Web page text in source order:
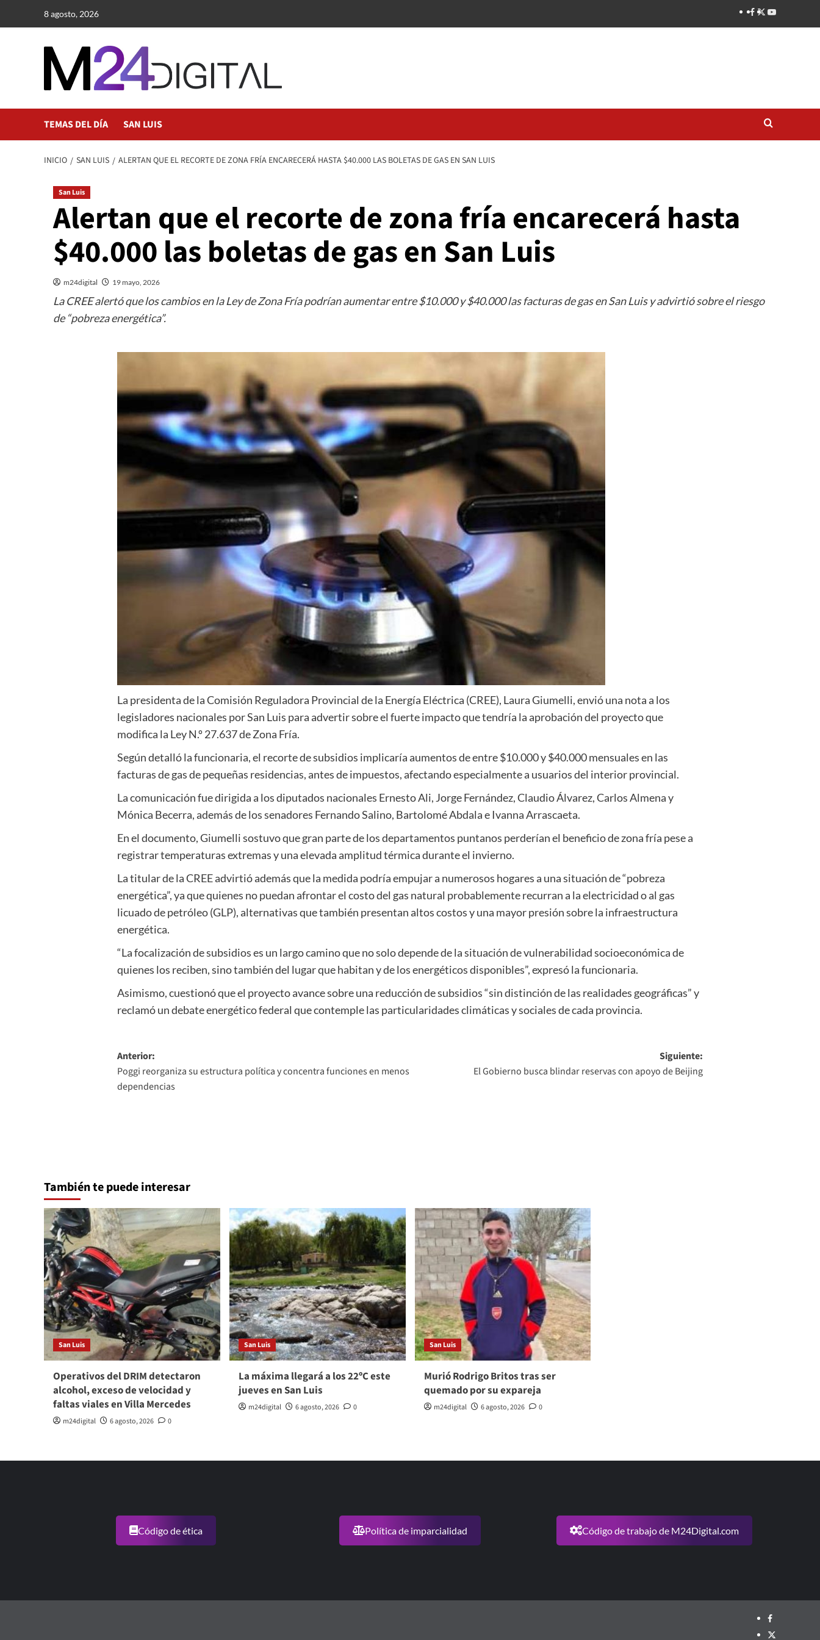
8 agosto, 2026
TEMAS DEL DÍA SAN LUIS
INICIO SAN LUIS ALERTAN QUE EL RECORTE DE ZONA FRÍA ENCARECERÁ HASTA $40.000 LAS BOLETAS DE GAS EN SAN LUIS
San Luis
Alertan que el recorte de zona fría encarecerá hasta
$40.000 las boletas de gas en San Luis
m24digital 19 mayo, 2026
La CREE alertó que los cambios en la Ley de Zona Fría podrían aumentar entre $10.000 y $40.000 las facturas de gas en San Luis y advirtió sobre el riesgo
de “pobreza energética”.
La presidenta de la Comisión Reguladora Provincial de la Energía Eléctrica (CREE), Laura Giumelli, envió una nota a los
legisladores nacionales por San Luis para advertir sobre el fuerte impacto que tendría la aprobación del proyecto que
modifica la Ley N.º 27.637 de Zona Fría.
Según detalló la funcionaria, el recorte de subsidios implicaría aumentos de entre $10.000 y $40.000 mensuales en las
facturas de gas de pequeñas residencias, antes de impuestos, afectando especialmente a usuarios del interior provincial.
La comunicación fue dirigida a los diputados nacionales Ernesto Ali, Jorge Fernández,Claudio Álvarez,Carlos Almenay
Mónica Becerra, además de los senadores Fernando Salino, Bartolomé Abdalae Ivanna Arrascaeta.
En el documento, Giumelli sostuvo que gran parte de los departamentos puntanos perderían el beneficio de zona fría pese a
registrar temperaturas extremas y una elevada amplitud térmica durante el invierno.
La titular de la CREE advirtió además que la medida podría empujar a numerosos hogares a una situación de “pobreza
energética”, ya que quienes no puedan afrontar el costo del gas natural probablemente recurran a la electricidad o al gas
licuado de petróleo (GLP), alternativas que también presentan altos costos y una mayor presión sobre la infraestructura
energética.
“La focalización de subsidios es un largo camino que no solo depende de la situación de vulnerabilidad socioeconómica de
quienes los reciben, sino también del lugar que habitan y de los energéticos disponibles”, expresó la funcionaria.
Asimismo, cuestionó que el proyecto avance sobre una reducción de subsidios “sin distinción de las realidades geográficas” y
reclamó un debate energético federal que contemple las particularidades climáticas y sociales de cada provincia.
Navegación
de
entradas
Anterior:
Poggi reorganiza su estructura política y concentra funciones en menos
dependencias
Siguiente:
El Gobierno busca blindar reservas con apoyo de Beijing
También te puede interesar
San Luis
Operativos del DRIM detectaron
alcohol, exceso de velocidad y
faltas viales en Villa Mercedes
m24digital 6 agosto, 2026 0
San Luis
La máxima llegará a los 22ºC este
jueves en San Luis
m24digital 6 agosto, 2026 0
San Luis
Murió Rodrigo Britos tras ser
quemado por su expareja
m24digital 6 agosto, 2026 0
Código de ética Política de imparcialidad Código de trabajo de M24Digital.com